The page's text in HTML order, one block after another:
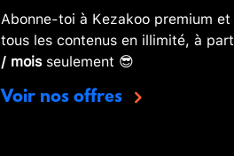
Abonne-toi à Kezakoo premium
tous les contenus en illimité, à
/ moisseulement 😎
Voir nos offres